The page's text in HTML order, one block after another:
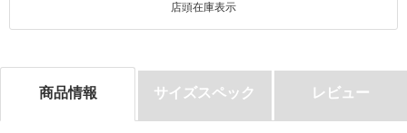
店頭在庫表示
商品情報 サイズスペック レビュー